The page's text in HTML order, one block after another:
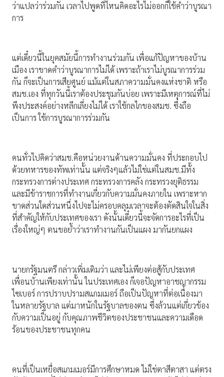
ว่าแปลว่าร่วมกัน เวลาไปพูดที่ไหนคิดอะไรไม่ออกก็ใช้คำว่าบูรณา
การ
แต่เดี๋ยวนี้ในยุคสมัยนี้การทำงานร่วมกัน เพื่อแก้ปัญหาของบ้าน
เมือง เราขาดคำว่าบูรณาการไม่ได้ เพราะถ้าเราไม่บูรณาการร่วม
กัน ก็จะเป็นการเสียศูนย์ แม้แต่ในสภาความมั่นคงแห่งชาติ หรือ
สมช.เอง ที่ทุกวันนี้เราต้องประชุมกันบ่อย เพราะมีเหตุการณ์ที่ไม่
พึงประสงค์อย่างหลีกเลี่ยงไม่ได้ เราใช้กลไกของสมช. ซึ่งถือ
เป็นการ ใช้การบูรณาการร่วมกัน
คนทั่วไปคิดว่าสมช.คือหน่วยงานด้านความมั่นคง ที่ประกอบไป
ด้วยทหารของทัพเท่านั้น แต่จริงๆแล้วไม่ใช่แต่ในสมช.มีทั้ง
กระทรวงการต่างประเทศ กระทรวงการคลัง กระทรวงยุติธรรม
และมีข้าราชการที่ทำงานเกี่ยวกับความมั่นคงภายใน เพราะหาก
ขาดส่วนใดส่วนหนึ่งไปจะไม่ครอบคลุมเวลาจะต้องตัดสินใจในสิ่ง
ที่สำคัญให้กับประเทศของเรา ดังนั้นเดี๋ยวนี้จะจัดการอะไรที่เป็น
เรื่องใหญ่ๆ ตนขอย้ำว่าเราทำงานกันเป็นแผง มากันยกแผง
นายกรัฐมนตรี กล่าวเพิ่มเติมว่า และไม่เพียงต่อสู้กับประเทศ
เพื่อนบ้านเพียงเท่านั้น ในประเทศเอง ก็เจอปัญหาอาชญากรรม
ไซเบอร์ การปราบปรามสแกมเมอร์ ถือเป็นปัญหาที่ต่อเนื่องมา
ในหลายรัฐบาล แต่มาหนักในรัฐบาลของตน ซึ่งล้วนแต่เกี่ยวข้อง
กับความเป็นอยู่ กับคุณภาพชีวิตของประชาชนและความเดือด
ร้อนของประชาชนทุกคน
คนที่เป็นเหยื่อสแกมเมอร์มีการศึกษาหมด ไม่ใช่ตาสีตาสา แต่ตรง